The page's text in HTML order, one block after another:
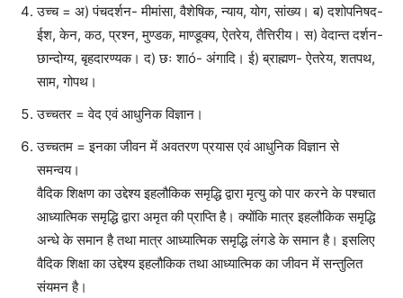
उच्च = अ) पंचदर्शन- मीमांसा, वैशेषिक, न्याय, योग, सांख्य। ब) दशोपनिषद-
ईश, केन, कठ, प्रश्न, मुण्डक, माण्डूक्य, ऐतरेय, तैत्तिरीय। स) वेदान्त दर्शन-
छान्दोग्य, बृहदारण्यक। द) छः शाó- अंगादि। ई) ब्राह्मण- ऐतरेय, शतपथ,
साम, गोपथ।
उच्चतर = वेद एवं आधुनिक विज्ञान।
उच्चतम = इनका जीवन में अवतरण प्रयास एवं आधुनिक विज्ञान से
समन्वय।
वैदिक शिक्षण का उद्देश्य इहलौकिक समृद्धि द्वारा मृत्यु को पार करने के पश्चात
आध्यात्मिक समृद्धि द्वारा अमृत की प्राप्ति है। क्योंकि मात्र इहलौकिक समृद्धि
अन्धे के समान है तथा मात्र आध्यात्मिक समृद्धि लंगडे के समान है। इसलिए
वैदिक शिक्षा का उद्देश्य इहलौकिक तथा आध्यात्मिक का जीवन में सन्तुलित
संयमन है।